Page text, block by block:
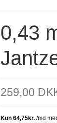
0,43
259,00